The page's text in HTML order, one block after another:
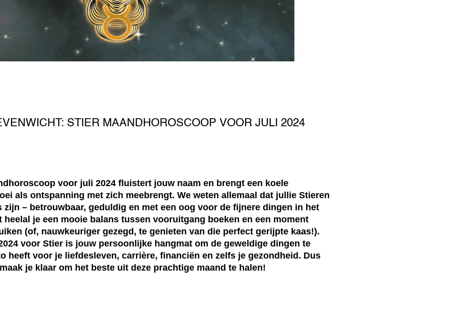
STIER MAANDHOROSCOOP VOOR JULI 2024
voor juli 2024 fluistert jouw naam en brengt een koele
als ontspanning met zich meebrengt. We weten allemaal dat jullie Stieren
– betrouwbaar, geduldig en met een oog voor de fijnere dingen in het
heelal je een mooie balans tussen vooruitgang boeken en een moment
(of, nauwkeuriger gezegd, te genieten van die perfect gerijpte kaas!).
voor Stier is jouw persoonlijke hangmat om de geweldige dingen te
heeft voor je liefdesleven, carrière, financiën en zelfs je gezondheid. Dus
je klaar om het beste uit deze prachtige maand te halen!